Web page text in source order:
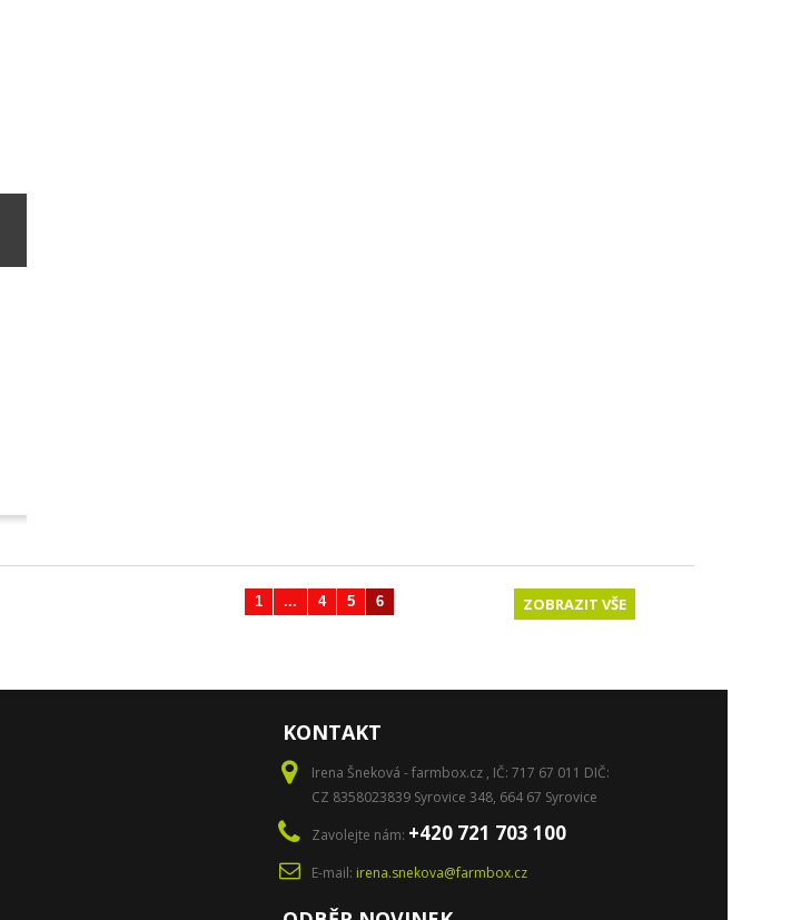
ZOBRAZIT VŠE
1 ... 4 5 6
KONTAKT
Irena Šneková - farmbox.cz , IČ: 717 67 011 DIČ:
CZ 8358023839 Syrovice 348, 664 67 Syrovice
Zavolejte nám: +420 721 703 100
E-mail: irena.snekova@farmbox.cz